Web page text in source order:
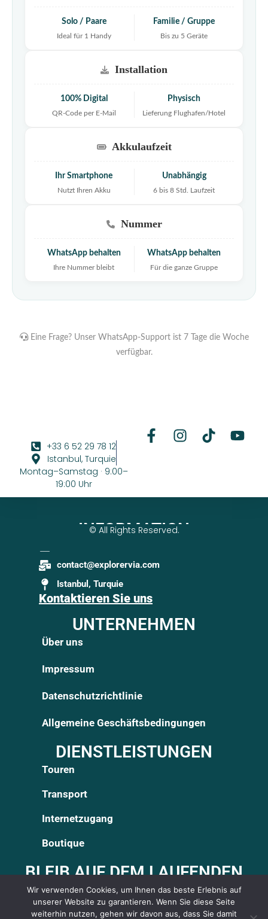
Solo / Paare
Ideal für 1 Handy
Familie / Gruppe
Bis zu 5 Geräte
Installation
100% Digital
QR-Code per E-Mail
Physisch
Lieferung Flughafen/Hotel
Akkulaufzeit
Ihr Smartphone
Nutzt Ihren Akku
Unabhängig
6 bis 8 Std. Laufzeit
Nummer
WhatsApp behalten
Ihre Nummer bleibt
WhatsApp behalten
Für die ganze Gruppe
Eine Frage? Unser WhatsApp-Support ist 7 Tage die Woche
verfügbar.
+33 6 52 29 78 12
Istanbul, Turquie
Montag–Samstag · 9:00–
19:00 Uhr
© All Rights Reserved.
INFORMATION
contact@explorervia.com
Istanbul, Turquie
Kontaktieren Sie uns
UNTERNEHMEN
Über uns
Impressum
Datenschutzrichtlinie
Allgemeine Geschäftsbedingungen
DIENSTLEISTUNGEN
Touren
Transport
Internetzugang
Boutique
BLEIB AUF DEM LAUFENDEN
SICHERE ZAHLUNG
Wir verwenden Cookies, um Ihnen das beste Erlebnis auf
unserer Website zu garantieren. Wenn Sie diese Seite
weiterhin nutzen, gehen wir davon aus, dass Sie damit